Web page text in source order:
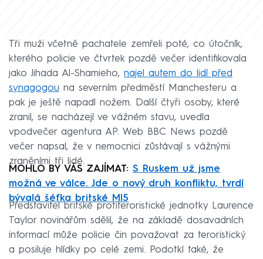
Tři muži včetně pachatele zemřeli poté, co útočník,
kterého policie ve čtvrtek pozdě večer identifikovala
jako Jihada Al-Shamieho, najel autem do lidí před
synagogou na severním předměstí Manchesteru a
pak je ještě napadl nožem. Další čtyři osoby, které
zranil, se nacházejí ve vážném stavu, uvedla
vpodvečer agentura AP. Web BBC News pozdě
večer napsal, že v nemocnici zůstávají s vážnými
zraněními tři lidé.
MOHLO BY VÁS ZAJÍMAT: S Ruskem už jsme
možná ve válce. Jde o nový druh konfliktu, tvrdí
bývalá šéfka britské MI5
Představitel britské protiteroristické jednotky Laurence
Taylor novinářům sdělil, že na základě dosavadních
informací může policie čin považovat za teroristický
a posiluje hlídky po celé zemi. Podotkl také, že